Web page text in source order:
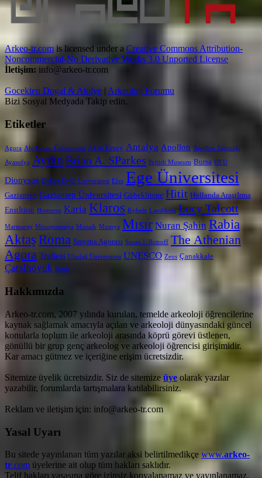
Arkeo-tr.comis licensed under a Creative Commons Attribution-
Noncommercial-No Derivative Works 3.0 Unported License
İletişim: info@arkeo-tr.com
Gocekten Dogal & Atolye | Arkeoloji Forumu
Bizi Sosyal Medyada Takip edin.
Etiketler
Agora Ahi Evran Üniversitesi Akın Ersoy Antalya Apollon Apollon Tapınağı
Ayasofya AydınBrian A. SParkes British Museum Bursa DEU
Dionysos Dokuz Eylül Üniversitesi Efes Ege Üniversitesi
Gaziantep Gaziantep Üniversitesi Göbeklitepe Hitit Hollanda AraştIrma
Enstİtüsü Homeros Karia Klaros Kybele Laodikeia Lucy Talcott
Marmaray Mezopotamya Mozaik Mumya Mısır Nuran Şahin Rabia
Aktaş Roma Smyrna Agorası Susan I. Rotroff The Athenian
Agora Tralleis Uludağ Üniversitesi UNESCO Zeus Çanakkale
Çatalhöyük İzmir
Hakkımızda
Arkeo-tr.com, 2007 yılında kurulan, temelde arkeoloji öğrencilerine
kaynak sağlamak amacıyla açılan ve arkeoloji dünyasındaki güncel
konularla toplum ile arkeoloji arasında köprü görevi üstlenen,
gönüllü bir grup genç arkeolog ve arkeoloji öğrencisi girişimidir.
Kar amacı gütmez ve içeriğine erişim ücretsizdir.
Sitemize üyelik ücretsizdir. Siz de sitemize üye olarak yazılar
yazabilir, forumlarda tartışmalara katılabilirsiniz.
Reklam ve iletişim için: info@arkeo-tr.com
Yasal Uyarı
Bu sitede yayınlanan tüm yazılar aksi belirtilmedikçe www.arkeo-
tr.com üyelerine ait olup tüm hakları saklıdır.
Telif hakları yasasına göre izinsiz kopyalanamaz ve yayınlanamaz.